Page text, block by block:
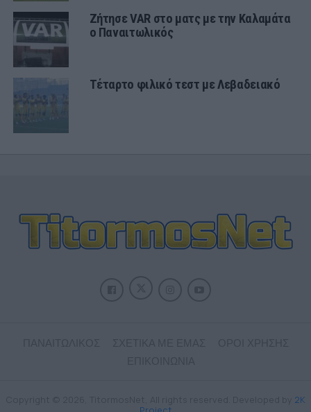
Ζήτησε VAR στο ματς με την Καλαμάτα
ο Παναιτωλικός
Τέταρτο φιλικό τεστ με Λεβαδειακό
2K